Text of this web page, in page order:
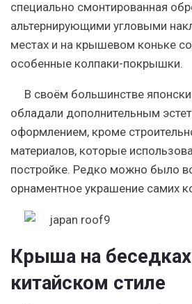
специально смонтированная
альтернирующими угловыми
местах и на крышевом коньке
особенные колпаки-покрышки.
В своём большинстве
обладали дополнительным
оформлением, кроме
материалов, которые
постройке. Редко можно было
орнаментное украшение самих
Крыша на
китайском стиле